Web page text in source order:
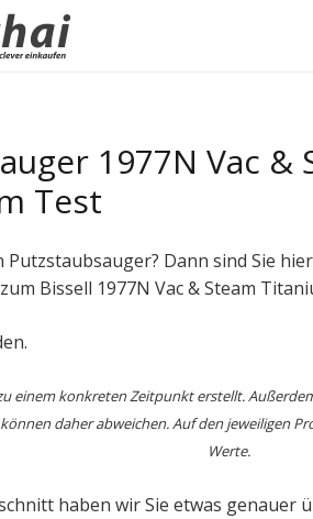
1977N Vac &
Test
Putzstaubsauger? Dann sind Sie
Bissell 1977N Vac & Steam
einem konkreten Zeitpunkt erstellt.
daher abweichen. Auf den jeweiligen
Werte.
haben wir Sie etwas genauer